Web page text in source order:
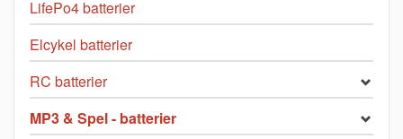
LifePo4 batterier
Elcykel batterier
RC batterier
MP3 & Spel - batterier